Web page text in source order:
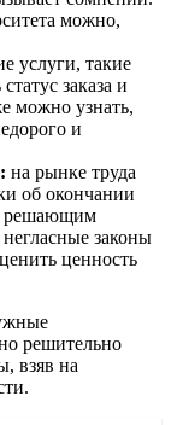
можно,
услуги, такие
заказа и
можно узнать,
и
на рынке труда
об окончании
решающим
законы
ценность
решительно
взяв на